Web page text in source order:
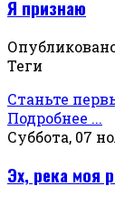
Я признаю
Теги
Станьте
Подробнее ...
Суббота, 07
Эх, река моя